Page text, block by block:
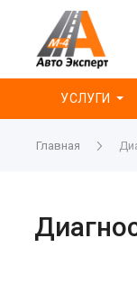
УСЛУГИ
Главная